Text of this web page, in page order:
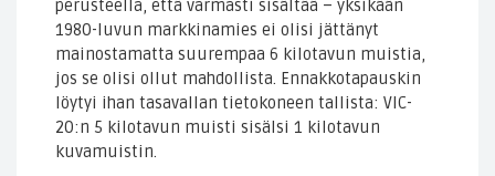
perusteella, että varmasti sisältää – yksikään
1980-luvun markkinamies ei olisi jättänyt
mainostamatta suurempaa 6 kilotavun muistia,
jos se olisi ollut mahdollista. Ennakkotapauskin
löytyi ihan tasavallan tietokoneen tallista: VIC-
20:n 5 kilotavun muisti sisälsi 1 kilotavun
kuvamuistin.